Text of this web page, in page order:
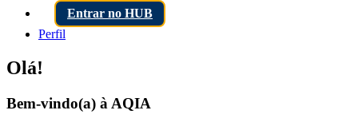
Entrar no HUB
Perfil
Olá!
Bem-vindo(a) à AQIA